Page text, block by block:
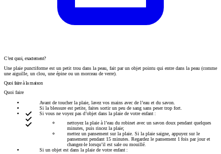
C’est quoi, exactement?
Une plaie punctiforme est un petit trou dans la peau, fait par un objet pointu qui entre dans la peau (comme
une aiguille, un clou, une épine ou un morceau de verre).
Quoi faire à la maison
Quoi faire
Avant de toucher la plaie, lavez vos mains avec de l’eau et du savon.
Si la blessure est petite, faites sortir un peu de sang sans peser trop fort.
Si vous ne voyez pas d’objet dans la plaie de votre enfant :
nettoyez la plaie à l’eau du robinet avec un savon doux pendant quelques
minutes, puis rincez la plaie;
mettez un pansement sur la plaie. Si la plaie saigne, appuyez sur le
pansement pendant 15 minutes. Regardez le pansement 1 fois par jour et
changez-le lorsqu’il est sale ou mouillé.
Si un objet est dans la plaie de votre enfant :